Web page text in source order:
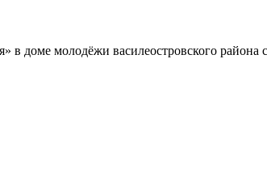
в доме молодёжи василеостровского района